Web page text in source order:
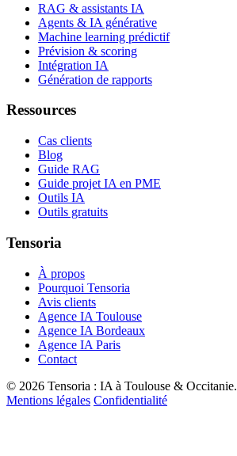
RAG & assistants IA
Agents & IA générative
Machine learning prédictif
Prévision & scoring
Intégration IA
Génération de rapports
Ressources
Cas clients
Blog
Guide RAG
Guide projet IA en PME
Outils IA
Outils gratuits
Tensoria
À propos
Pourquoi Tensoria
Avis clients
Agence IA Toulouse
Agence IA Bordeaux
Agence IA Paris
Contact
© 2026 Tensoria : IA à Toulouse & Occitanie.
Mentions légales Confidentialité